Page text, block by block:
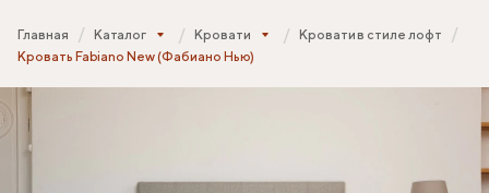
Главная Каталог Кровати
Кровати в стиле лофт
Кровать Fabiano New (Фабиано Нью)